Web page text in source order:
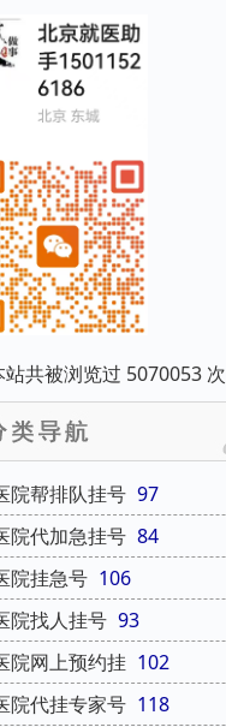
站共被浏览过 5070053 次
院帮排队挂号 97
院代加急挂号 84
院挂急号 106
院找人挂号 93
院网上预约挂 102
院代挂专家号 118